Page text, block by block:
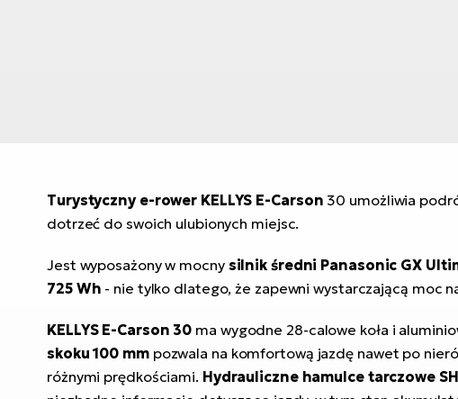
Turystyczny e-rower KELLYS E-Carson 30 umożliwia
dotrzeć do swoich ulubionych miejsc.
Jest wyposażony w mocny silnik średni Panasonic GX
725 Wh - nie tylko dlatego, że zapewni wystarczającą moc
KELLYS E-Carson 30 ma wygodne 28-calowe koła i
skoku 100 mmpozwala na komfortową jazdę nawet po
różnymi prędkościami. Hydrauliczne hamulce tarczowe